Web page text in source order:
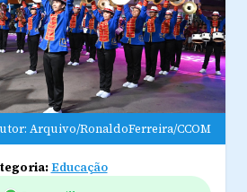
Arquivo/RonaldoFerreira/CCOM
Educação